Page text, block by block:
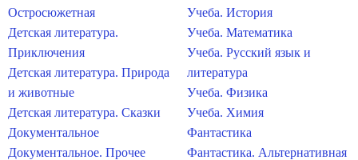
Остросюжетная
Детская литература.
Приключения
Детская литература. Природа
и животные
Детская литература. Сказки
Документальное
Документальное. Прочее
Учеба. История
Учеба. Математика
Учеба. Русский язык и
литература
Учеба. Физика
Учеба. Химия
Фантастика
Фантастика. Альтернативная